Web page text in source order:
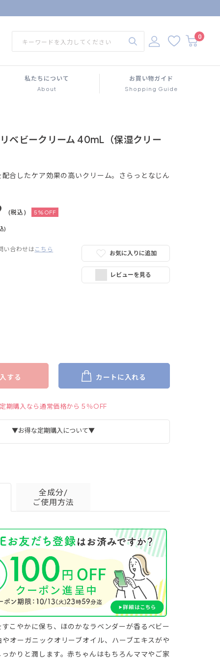
0
私たちについて
About
お買い物ガイド
Shopping Guide
ベビークリーム 40mL（保湿クリー
合したケア効果の高いクリーム。さらっとなじん
(税込) 5%OFF
)
い合わせは こちら
お気に入りに追加
レビューを見る
する カートに入れる
期購入なら通常価格から５％OFF
▼お得な定期購入について▼
詳細はこちら＞
全成分/
ご使用方法
こやかに保ち、ほのかなラベンダーが香るベビー
オーガニックオリーブオイル、ハーブエキスがや
かりと潤します。赤ちゃんはもちろんママやご家